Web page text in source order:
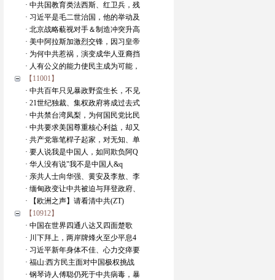
· 中共国教育类法西斯、红卫兵，残
· 习近平是毛二世治国，他的举动及
· 北京战略藐视对手＆制造冲突升高
· 美中阿拉斯加激烈交锋，因习皇帝
· 为何中共惹祸，演变成华人亚裔挡
· 人有公义的能力使民主成为可能，
【11001】
· 中共百年只见暴政野蛮生长，不见
· 21世纪独裁、集权政府将成过去式
· 中共禁台湾凤梨，为何国民党比民
· 中共要求美国尊重核心利益，却又
· 共产党靠笔桿子起家，对无知、单
· 要人说我是中国人，如同欺负阿Q
· 华人没有说"我不是中国人&q
· 亲共人士向华强、黄安及李敖、李
· 缅甸政变让中共被迫与拜登政府、
· 【欧洲之声】请看清中共(ZT)
【10912】
· 中国在世界四通八达又四面楚歌
· 川下拜上，两岸牌烽火至少平息4
· 习近平新年身体不佳、心力交瘁要
· 福山:西方民主面对中国极权挑战
· 钢琴诗人傅聪仍死于中共病毒，暴